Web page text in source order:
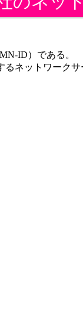
ID）である。
るネットワーク